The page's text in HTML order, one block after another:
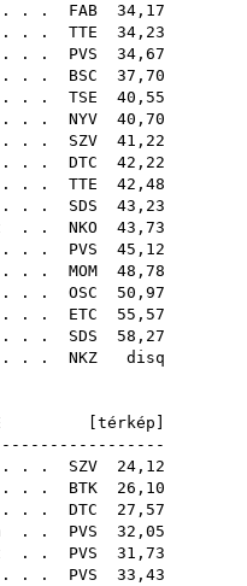
. . . FAB 34,17
. . . TTE 34,23
. . . PVS 34,67
. . . BSC 37,70
. . . TSE 40,55
. . NYV 40,70
. . SZV 41,22
. . DTC 42,22
. . TTE 42,48
. . SDS 43,23
. . NKO 43,73
. . PVS 45,12
. . . MOM 48,78
. . . OSC 50,97
. . . ETC 55,57
. . . SDS 58,27
. . NKZ disq
[ térkép
. . . SZV 24,12
. . . BTK 26,10
. . . DTC 27,57
. . PVS 32,05
. . PVS 31,73
. . PVS 33,43